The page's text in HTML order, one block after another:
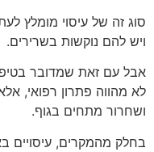
סוג זה של עיסוי מומלץ
ויש להם נוקשות בשרירים.
אבל עם זאת שמדובר
לא מהווה פתרון רפואי,
ושחרור מתחים בגוף.
בחלק מהמקרים, עיסויים